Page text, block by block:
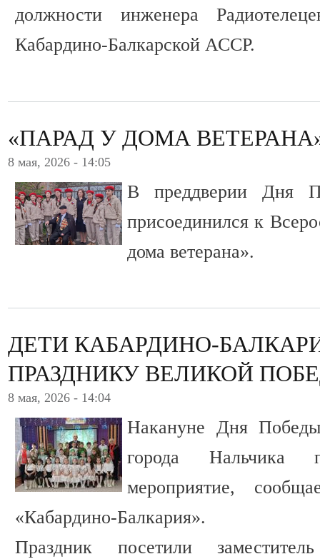
должности инженера
Кабардино-Балкарской АССР.
«ПАРАД У ДОМА
8 мая, 2026 - 14:05
В преддверии Дня
присоединился к
дома ветерана».
ДЕТИ КАБАРДИНО-
ПРАЗДНИКУ ВЕЛИКОЙ
8 мая, 2026 - 14:04
Накануне Дня
города Нальчика
мероприятие,
«Кабардино-Балкария».
Праздник посетили